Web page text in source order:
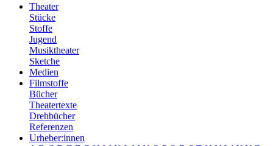
Theater
Stücke
Stoffe
Jugend
Musiktheater
Sketche
Medien
Filmstoffe
Bücher
Theatertexte
Drehbücher
Referenzen
Urheber:innen